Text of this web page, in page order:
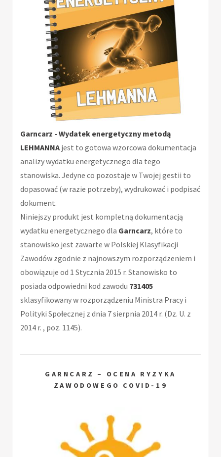
Garncarz - Wydatek energetyczny metodą
LEHMANNA jest to gotowa wzorcowa dokumentacja
analizy wydatku energetycznego dla tego
stanowiska. Jedyne co pozostaje w Twojej gestii to
dopasować (w razie potrzeby), wydrukować i podpisać
dokument.
Niniejszy produkt jest kompletną dokumentacją
wydatku energetycznego dla Garncarz, które to
stanowisko jest zawarte w Polskiej Klasyfikacji
Zawodów zgodnie z najnowszym rozporządzeniem i
obowiązuje od 1 Stycznia 2015 r. Stanowisko to
posiada odpowiedni kod zawodu 731405
sklasyfikowany w rozporządzeniu Ministra Pracy i
Polityki Społecznej z dnia 7 sierpnia 2014 r. (Dz. U. z
2014 r. , poz. 1145).
GARNCARZ – OCENA RYZYKA
ZAWODOWEGO COVID-19